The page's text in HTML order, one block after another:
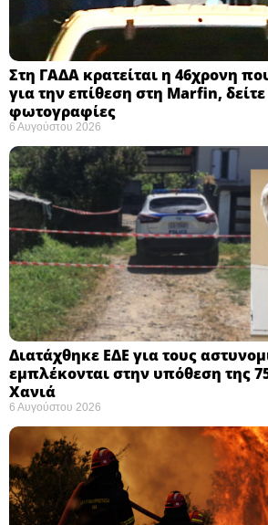
Στη ΓΑΔΑ κρατείται η 46χρονη
για την επίθεση στη Marfin, δείτε
φωτογραφίες
6 Αυγούστου 2026
Διατάχθηκε ΕΔΕ για τους
εμπλέκονται στην υπόθεση της
Χανιά
6 Αυγούστου 2026